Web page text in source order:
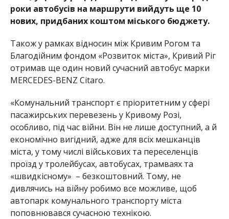
роки автобусів на маршрути вийдуть ще 10
нових, придбаних коштом міського бюджету.
Також у рамках відносин між Кривим Рогом та
Благодійним фондом «Розвиток міста», Кривий Ріг
отримав ще один новий сучасний автобус марки
MERCEDES-BENZ Citaro.
«Комунальний транспорт є пріоритетним у сфері
пасажирських перевезень у Кривому Розі,
особливо, під час війни. Він не лише доступний, а й
економічно вигідний, адже для всіх мешканців
міста, у тому числі військових та переселенців
проїзд у тролейбусах, автобусах, трамваях та
«швидкісному» – безкоштовний. Тому, не
дивлячись на війну робимо все можливе, щоб
автопарк комунального транспорту міста
поповнювався сучасною технікою.